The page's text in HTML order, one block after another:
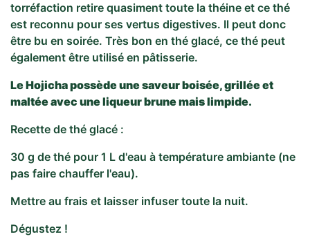
torréfaction retire quasiment toute la théine et ce thé
est reconnu pour ses vertus digestives. Il peut donc
être bu en soirée. Très bon en thé glacé, ce thé peut
également être utilisé en pâtisserie.
Le Hojicha possède une saveur boisée, grillée et
maltée avec une liqueur brune mais limpide.
Recette de thé glacé :
30 g de thé pour 1 L d'eau à température ambiante (ne
pas faire chauffer l'eau).
Mettre au frais et laisser infuser toute la nuit.
Dégustez !